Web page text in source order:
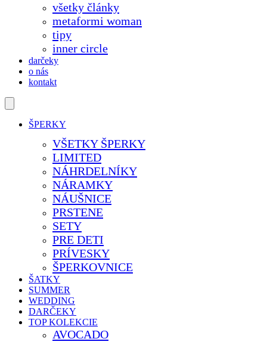
všetky články
metaformi woman
tipy
inner circle
darčeky
o nás
kontakt
ŠPERKY
VŠETKY ŠPERKY
LIMITED
NÁHRDELNÍKY
NÁRAMKY
NÁUŠNICE
PRSTENE
SETY
PRE DETI
PRÍVESKY
ŠPERKOVNICE
ŠATKY
SUMMER
WEDDING
DARČEKY
TOP KOLEKCIE
AVOCADO